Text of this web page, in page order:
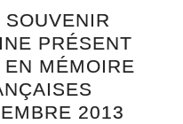
PRÉSENT
MÉMOIRE
2013